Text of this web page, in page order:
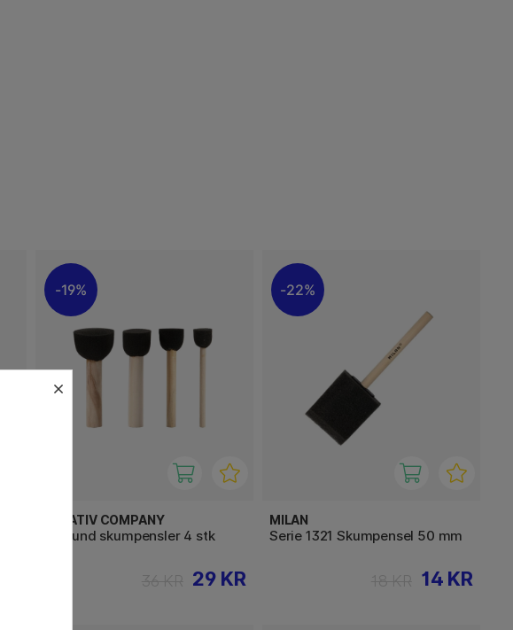
19%
CREATIV COMPANY
Allround skumpensler 4 stk
29 KR
22%
MILAN
Serie 1321 Skumpensel 50 mm
14 KR